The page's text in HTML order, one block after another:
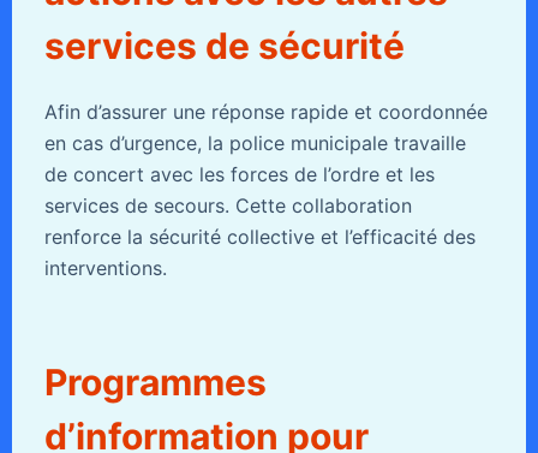
services de sécurité
Afin d’assurer une réponse rapide et coordonnée
en cas d’urgence, la police municipale travaille
de concert avec les forces de l’ordre et les
services de secours. Cette collaboration
renforce la sécurité collective et l’efficacité des
interventions.
Programmes
d’information pour